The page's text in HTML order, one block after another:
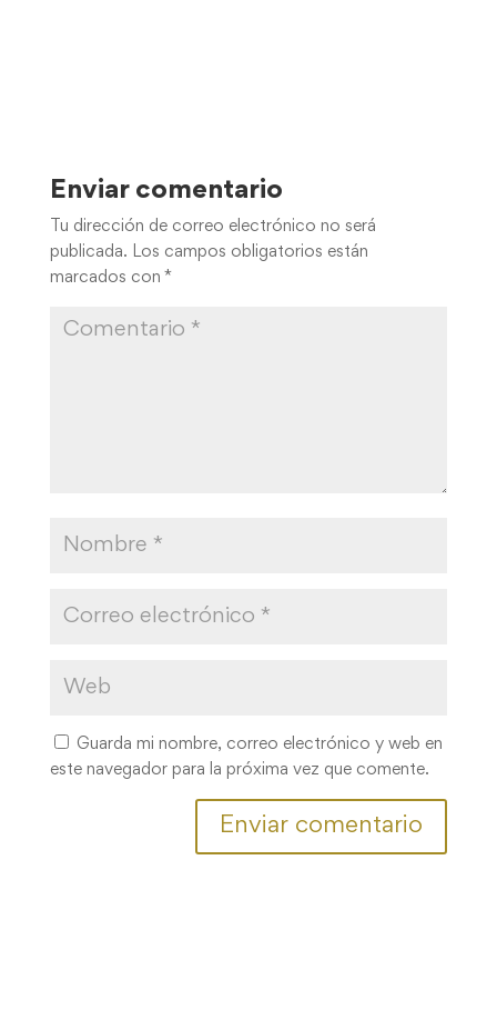
Enviar comentario
Tu dirección de correo electrónico no será
publicada. Los campos obligatorios están
marcados con *
Guarda mi nombre, correo electrónico y web en
este navegador para la próxima vez que comente.